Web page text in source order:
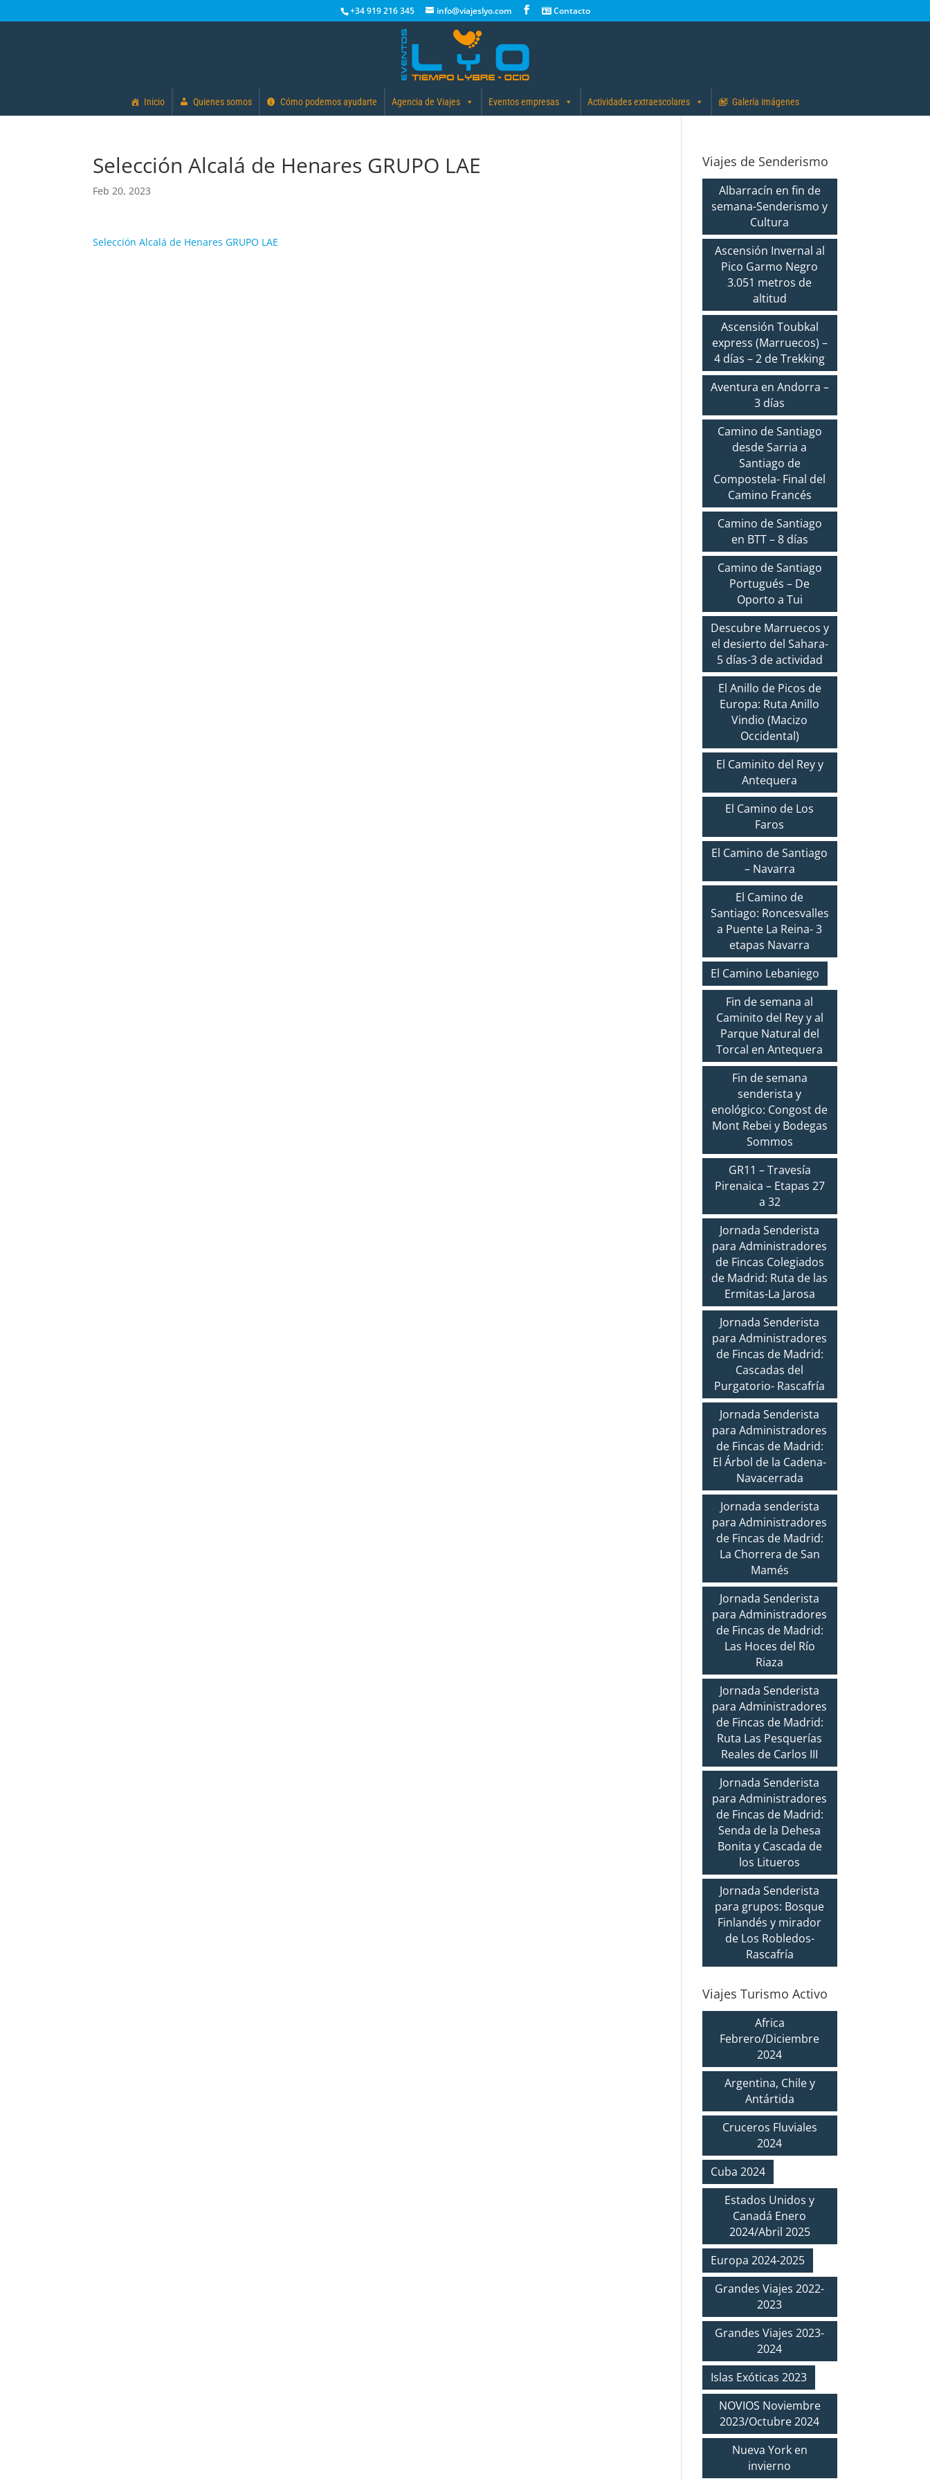
+34 919 216 345 info@viajeslyo.com Contacto
Inicio Quienes somos Cómo podemos ayudarte Agencia de Viajes Eventos empresas Actividades extraescolares Galería imágenes
Selección Alcalá de Henares GRUPO LAE
Feb 20, 2023
Selección Alcalá de Henares GRUPO LAE
Viajes de Senderismo
Albarracín en fin de
semana-Senderismo y
Cultura
Ascensión Invernal al
Pico Garmo Negro
3.051 metros de
altitud
Ascensión Toubkal
express (Marruecos) –
4 días – 2 de Trekking
Aventura en Andorra –
3 días
Camino de Santiago
desde Sarria a
Santiago de
Compostela- Final del
Camino Francés
Camino de Santiago
en BTT – 8 días
Camino de Santiago
Portugués – De
Oporto a Tui
Descubre Marruecos y
el desierto del Sahara-
5 días-3 de actividad
El Anillo de Picos de
Europa: Ruta Anillo
Vindio (Macizo
Occidental)
El Caminito del Rey y
Antequera
El Camino de Los
Faros
El Camino de Santiago
– Navarra
El Camino de
Santiago: Roncesvalles
a Puente La Reina- 3
etapas Navarra
El Camino Lebaniego
Fin de semana al
Caminito del Rey y al
Parque Natural del
Torcal en Antequera
Fin de semana
senderista y
enológico: Congost de
Mont Rebei y Bodegas
Sommos
GR11 – Travesía
Pirenaica – Etapas 27
a 32
Jornada Senderista
para Administradores
de Fincas Colegiados
de Madrid: Ruta de las
Ermitas-La Jarosa
Jornada Senderista
para Administradores
de Fincas de Madrid:
Cascadas del
Purgatorio- Rascafría
Jornada Senderista
para Administradores
de Fincas de Madrid:
El Árbol de la Cadena-
Navacerrada
Jornada senderista
para Administradores
de Fincas de Madrid:
La Chorrera de San
Mamés
Jornada Senderista
para Administradores
de Fincas de Madrid:
Las Hoces del Río
Riaza
Jornada Senderista
para Administradores
de Fincas de Madrid:
Ruta Las Pesquerías
Reales de Carlos III
Jornada Senderista
para Administradores
de Fincas de Madrid:
Senda de la Dehesa
Bonita y Cascada de
los Litueros
Jornada Senderista
para grupos: Bosque
Finlandés y mirador
de Los Robledos-
Rascafría
Viajes Turismo Activo
Africa
Febrero/Diciembre
2024
Argentina, Chile y
Antártida
Cruceros Fluviales
2024
Cuba 2024
Estados Unidos y
Canadá Enero
2024/Abril 2025
Europa 2024-2025
Grandes Viajes 2022-
2023
Grandes Viajes 2023-
2024
Islas Exóticas 2023
NOVIOS Noviembre
2023/Octubre 2024
Nueva York en
invierno